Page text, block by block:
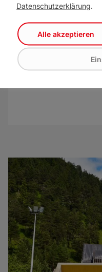
Datenschutzerklärung.
Alle akzeptieren